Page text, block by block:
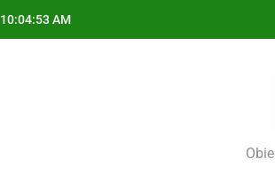
10:04:54 AM